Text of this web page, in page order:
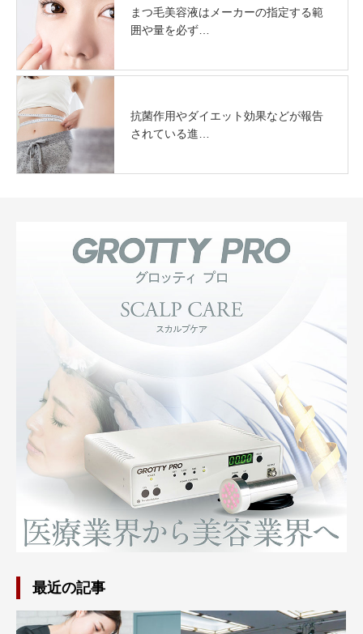
まつ毛美容液はメーカーの指定する範
囲や量を必ず…
抗菌作用やダイエット効果などが報告
されている進…
最近の記事